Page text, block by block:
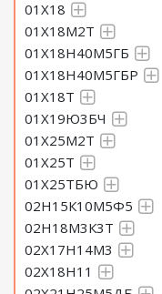
01Х18
01Х18М2Т
01Х18Н40М5ГБ
01Х18Н40М5ГБР
01Х18Т
01Х19Ю3БЧ
01Х25М2Т
01Х25Т
01Х25ТБЮ
02Н15К10М5Ф5
02Н18М3К3Т
02Х17Н14М3
02Х18Н11